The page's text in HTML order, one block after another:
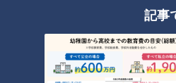
記事
ぶ“小さすぎる謎の島”を調査
な
ら